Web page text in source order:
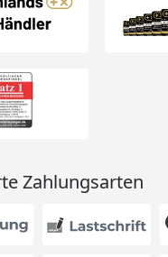
Tona 6030 - 28 mm
Zahlungsarten